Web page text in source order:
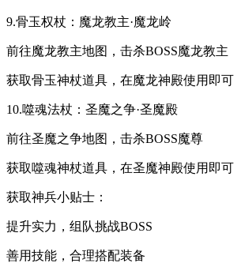
9.骨玉权杖：魔龙教主·魔龙岭
前往魔龙教主地图，击杀BOSS魔龙教主
获取骨玉神杖道具，在魔龙神殿使用即可
10.噬魂法杖：圣魔之争·圣魔殿
前往圣魔之争地图，击杀BOSS魔尊
获取噬魂神杖道具，在圣魔神殿使用即可
获取神兵小贴士：
提升实力，组队挑战BOSS
善用技能，合理搭配装备